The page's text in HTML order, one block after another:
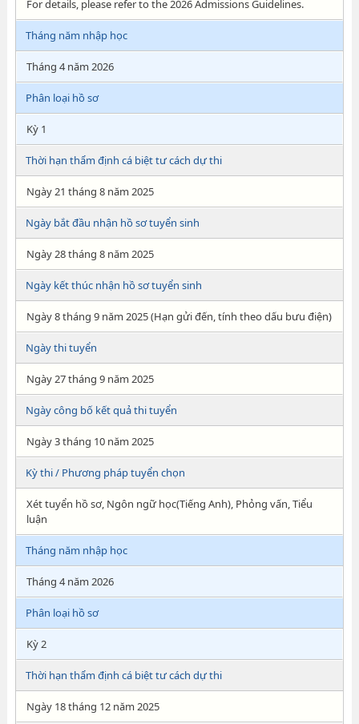
For details, please refer to the 2026 Admissions Guidelines.
Tháng năm nhập học
Tháng 4 năm 2026
Phân loại hồ sơ
Kỳ 1
Thời hạn thẩm định cá biệt tư cách dự thi
Ngày 21 tháng 8 năm 2025
Ngày bắt đầu nhận hồ sơ tuyển sinh
Ngày 28 tháng 8 năm 2025
Ngày kết thúc nhận hồ sơ tuyển sinh
Ngày 8 tháng 9 năm 2025 (Hạn gửi đến, tính theo dấu bưu điện)
Ngày thi tuyển
Ngày 27 tháng 9 năm 2025
Ngày công bố kết quả thi tuyển
Ngày 3 tháng 10 năm 2025
Kỳ thi / Phương pháp tuyển chọn
Xét tuyển hồ sơ, Ngôn ngữ học(Tiếng Anh), Phỏng vấn, Tiểu
luận
Tháng năm nhập học
Tháng 4 năm 2026
Phân loại hồ sơ
Kỳ 2
Thời hạn thẩm định cá biệt tư cách dự thi
Ngày 18 tháng 12 năm 2025